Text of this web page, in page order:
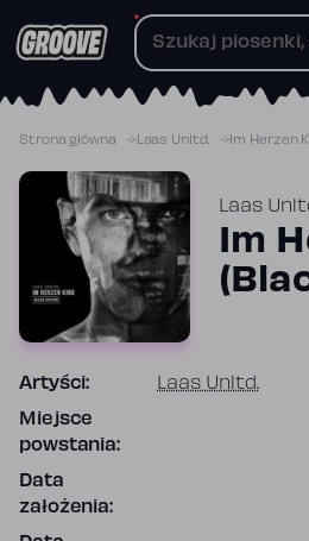
do
Strona główna Laas Unltd. Im Herzen
Laas
Im
Artyści: Laas Unltd.
Miejsce
powstania:
Data
założenia: